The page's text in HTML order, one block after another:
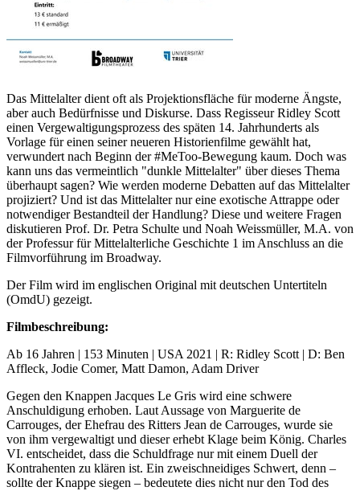
Das Mittelalter dient oft als Projektionsfläche für moderne Ängste,
aber auch Bedürfnisse und Diskurse. Dass Regisseur Ridley Scott
einen Vergewaltigungsprozess des späten 14. Jahrhunderts als
Vorlage für einen seiner neueren Historienfilme gewählt hat,
verwundert nach Beginn der #MeToo-Bewegung kaum. Doch was
kann uns das vermeintlich "dunkle Mittelalter" über dieses Thema
überhaupt sagen? Wie werden moderne Debatten auf das Mittelalter
projiziert? Und ist das Mittelalter nur eine exotische Attrappe oder
notwendiger Bestandteil der Handlung? Diese und weitere Fragen
diskutieren Prof. Dr. Petra Schulte und Noah Weissmüller, M.A. von
der Professur für Mittelalterliche Geschichte 1 im Anschluss an die
Filmvorführung im Broadway.
Der Film wird im englischen Original mit deutschen Untertiteln
(OmdU) gezeigt.
Filmbeschreibung:
Ab 16 Jahren | 153 Minuten | USA 2021 | R: Ridley Scott | D: Ben
Affleck, Jodie Comer, Matt Damon, Adam Driver
Gegen den Knappen Jacques Le Gris wird eine schwere
Anschuldigung erhoben. Laut Aussage von Marguerite de
Carrouges, der Ehefrau des Ritters Jean de Carrouges, wurde sie
von ihm vergewaltigt und dieser erhebt Klage beim König. Charles
VI. entscheidet, dass die Schuldfrage nur mit einem Duell der
Kontrahenten zu klären ist. Ein zweischneidiges Schwert, denn –
sollte der Knappe siegen – bedeutete dies nicht nur den Tod des